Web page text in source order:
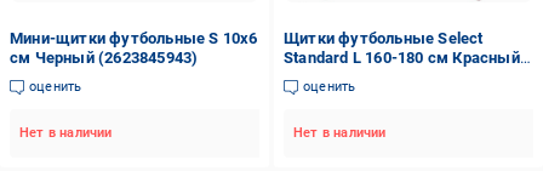
Мини-щитки футбольные S 10х6
см Черный (2623845943)
оценить
Нет в наличии
Щитки футбольные Select
Standard L 160-180 см Красный
(64760L)
оценить
Нет в наличии